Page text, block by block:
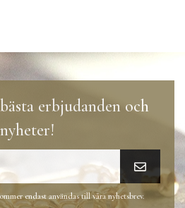
erbjudanden och
nyheter!
endast användas till våra nyhetsbrev.